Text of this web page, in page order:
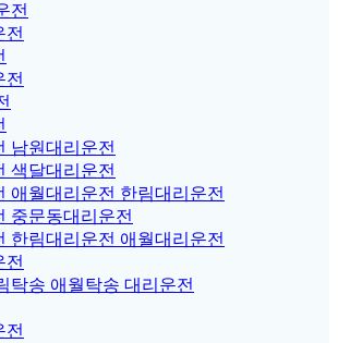
전
전
전
남원대리운전
색달대리운전
애월대리운전 한림대리운전
중문동대리운전
한림대리운전 애월대리운전
전
탁송 애월탁송 대리운전
전